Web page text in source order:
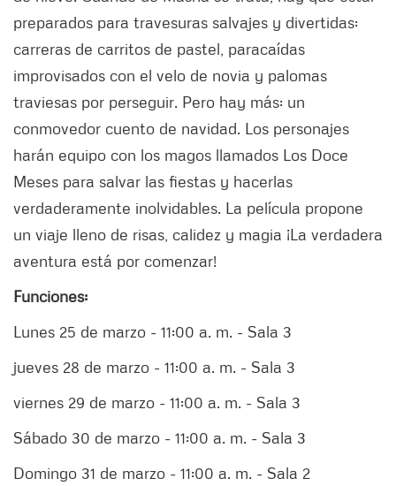
preparados para travesuras salvajes y divertidas:
carreras de carritos de pastel, paracaídas
improvisados con el velo de novia y palomas
traviesas por perseguir. Pero hay más: un
conmovedor cuento de navidad. Los personajes
harán equipo con los magos llamados Los Doce
Meses para salvar las fiestas y hacerlas
verdaderamente inolvidables. La película propone
un viaje lleno de risas, calidez y magia ¡La verdadera
aventura está por comenzar!
Funciones:
Lunes 25 de marzo - 11:00 a. m. - Sala 3
jueves 28 de marzo - 11:00 a. m. - Sala 3
viernes 29 de marzo - 11:00 a. m. - Sala 3
Sábado 30 de marzo - 11:00 a. m. - Sala 3
Domingo 31 de marzo - 11:00 a. m. - Sala 2